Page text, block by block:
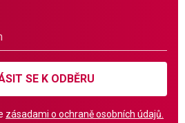
SE K ODBĚRU
zásadami o ochraně osobních údajů.